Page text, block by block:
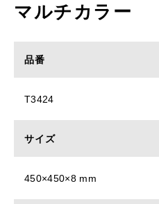
マルチカラー
品番
T3424
サイズ
450×450×8 mm